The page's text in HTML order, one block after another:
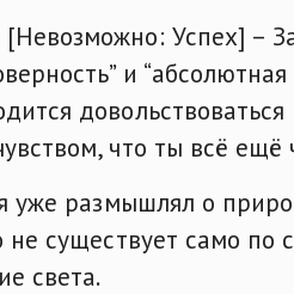
[Невозможно: Успех] –
и
что ты всё ещё
уже размышлял о
не существует само по
света.